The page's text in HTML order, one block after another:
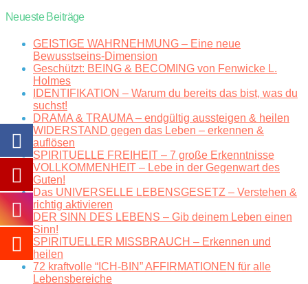
Neueste Beiträge
GEISTIGE WAHRNEHMUNG – Eine neue
Bewusstseins-Dimension
Geschützt: BEING & BECOMING von Fenwicke L.
Holmes
IDENTIFIKATION – Warum du bereits das bist, was du
suchst!
DRAMA & TRAUMA – endgültig aussteigen & heilen
WIDERSTAND gegen das Leben – erkennen &
auflösen
SPIRITUELLE FREIHEIT – 7 große Erkenntnisse
VOLLKOMMENHEIT – Lebe in der Gegenwart des
Guten!
Das UNIVERSELLE LEBENSGESETZ – Verstehen &
richtig aktivieren
DER SINN DES LEBENS – Gib deinem Leben einen
Sinn!
SPIRITUELLER MISSBRAUCH – Erkennen und
heilen
72 kraftvolle “ICH-BIN” AFFIRMATIONEN für alle
Lebensbereiche